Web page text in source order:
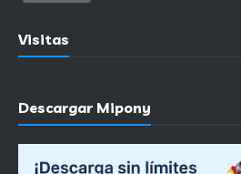
Visitas
Descargar Mipony